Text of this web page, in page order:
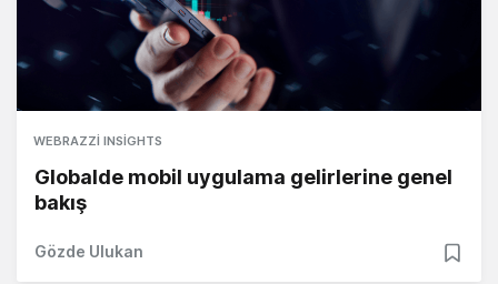
WEBRAZZI INSIGHTS
Globalde mobil uygulama gelirlerine genel
bakış
Gözde Ulukan